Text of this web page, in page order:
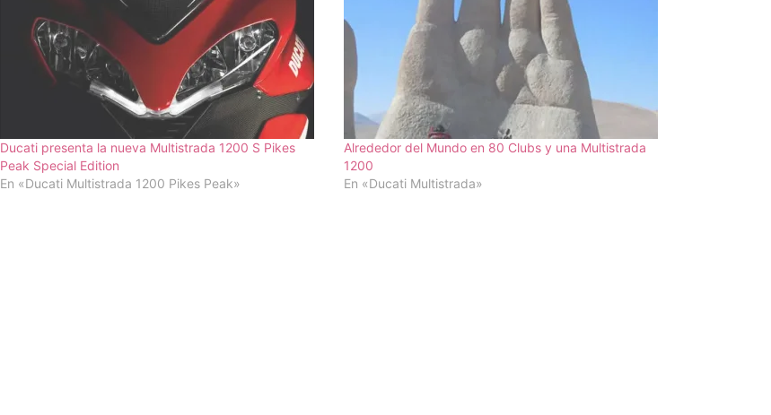
Ducati presenta la nueva Multistrada 1200 S Pikes
Peak Special Edition
En «Ducati Multistrada 1200 Pikes Peak»
Alrededor del Mundo en 80 Clubs y una Multistrada
1200
En «Ducati Multistrada»